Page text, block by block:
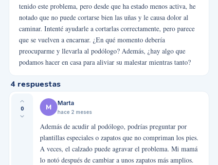
tenido este problema, pero desde que ha estado menos activa, he
notado que no puede cortarse bien las uñas y le causa dolor al
caminar. Intenté ayudarle a cortarlas correctamente, pero parece
que se vuelven a encarnar. ¿En qué momento debería
preocuparme y llevarla al podólogo? Además, ¿hay algo que
podamos hacer en casa para aliviar su malestar mientras tanto?
4 respuestas
0 M Marta
hace 2 meses
Además de acudir al podólogo, podrías preguntar por
plantillas especiales o zapatos que no compriman los pies.
A veces, el calzado puede agravar el problema. Mi mamá
lo notó después de cambiar a unos zapatos más amplios.